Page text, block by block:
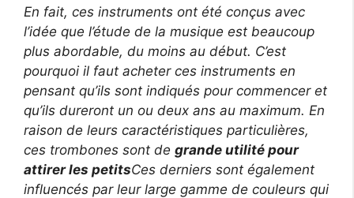
En fait, ces instruments ont été conçus avec
l’idée que l’étude de la musique est beaucoup
plus abordable, du moins au début. C’est
pourquoi il faut acheter ces instruments en
pensant qu’ils sont indiqués pour commencer et
qu’ils dureront un ou deux ans au maximum. En
raison de leurs caractéristiques particulières,
ces trombones sont de grande utilité pour
attirer les petitsCes derniers sont également
influencés par leur large gamme de couleurs qui